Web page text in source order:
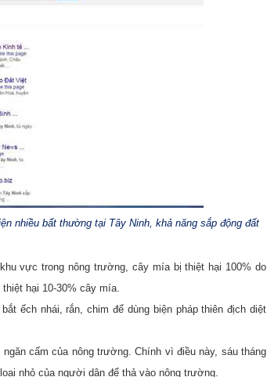
nhiều bất thường tại Tây Ninh, khả năng sắp động đất
vực trong nông trường, cây mía bị thiệt hại 100% do
hại 10-30% cây mía.
ếch nhái, rắn, chim để dùng biện pháp thiên địch diệt
cấm của nông trường. Chính vì điều này, sáu tháng
nhỏ của người dân để thả vào nông trường.